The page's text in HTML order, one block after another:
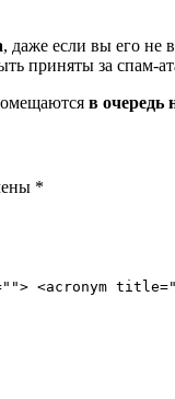
, даже если вы его не
приняты за спам-
в очередь
*